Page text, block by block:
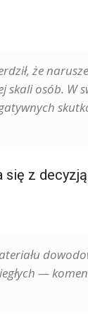
że
osób. W
z
—